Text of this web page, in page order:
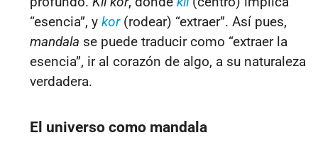
“esencia”, y kor(rodear) “extraer”. Así pues,
mandala se puede traducir como “extraer la
esencia”, ir al corazón de algo, a su naturaleza
verdadera.
El universo como mandala